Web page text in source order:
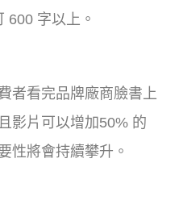
600 字以上。
者看完品牌廠商臉書上
影片可以增加50% 的
性將會持續攀升。